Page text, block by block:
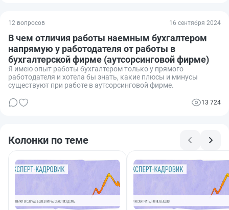
12 вопросов 16 сентября 2024
В чем отличия работы наемным бухгалтером
напрямую у работодателя от работы в
бухгалтерской фирме (аутсорсинговой фирме)
Я имею опыт работы бухгалтером только у прямого
работодателя и хотела бы знать, какие плюсы и минусы
существуют при работе в аутсорсинговой фирме.
13 724
Колонки по теме